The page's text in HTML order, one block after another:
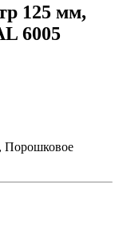
125 мм,
6005
Порошковое